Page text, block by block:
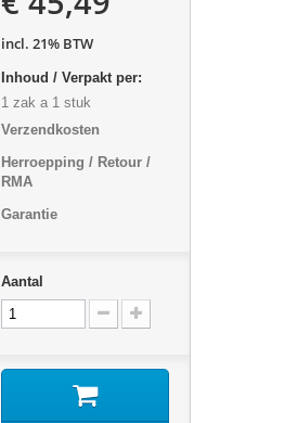
incl. 21% BTW
Inhoud / Verpakt per:
1 zak a 1 stuk
Verzendkosten
Herroepping / Retour /
RMA
Garantie
Aantal